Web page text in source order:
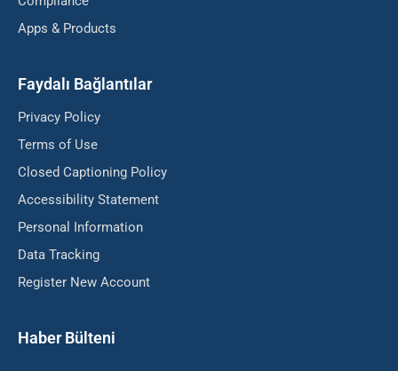
Apps & Products
Faydalı Bağlantılar
Privacy Policy
Terms of Use
Closed Captioning Policy
Accessibility Statement
Personal Information
Data Tracking
Register New Account
Haber Bülteni